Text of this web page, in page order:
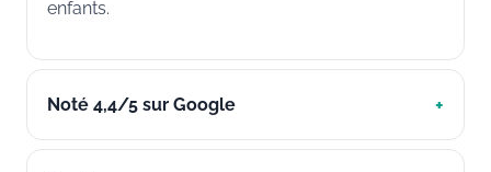
enfants.
Noté 4,4/5 sur Google